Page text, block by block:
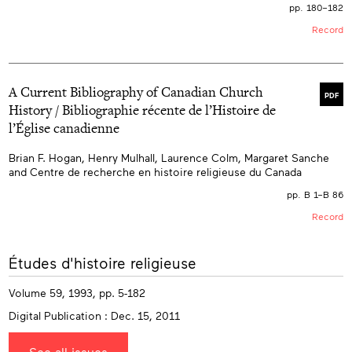
pp. 180–182
Record
PDF
A Current Bibliography of Canadian Church
History / Bibliographie récente de l’Histoire de
l’Église canadienne
Brian F. Hogan, Henry Mulhall, Laurence Colm, Margaret Sanche
and Centre de recherche en histoire religieuse du Canada
pp. B 1–B 86
Record
More
info
Études d'histoire religieuse
Volume 59, 1993, pp. 5-182
Digital Publication : Dec. 15, 2011